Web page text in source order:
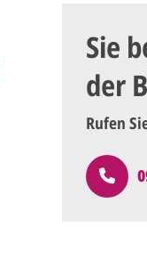
Sie
der
Rufen